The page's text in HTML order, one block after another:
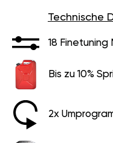
Technische
18 Finetuning
Bis zu 10%
2x